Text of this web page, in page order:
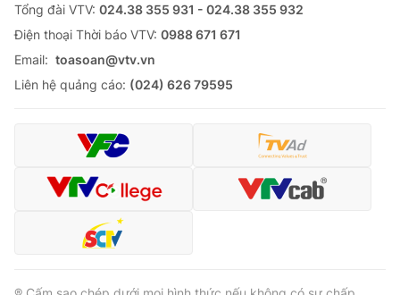
Tổng đài VTV: 024.38 355 931 - 024.38 355 932
Ðiện thoại Thời báo VTV: 0988 671 671
Email: toasoan@vtv.vn
Liên hệ quảng cáo: (024) 626 79595